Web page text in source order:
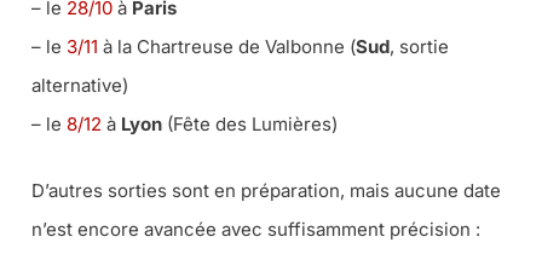
– le 28/10 à Paris
– le 3/11 à la Chartreuse de Valbonne (Sud, sortie
alternative)
– le 8/12 à Lyon (Fête des Lumières)
D’autres sorties sont en préparation, mais aucune date
n’est encore avancée avec suffisamment précision :